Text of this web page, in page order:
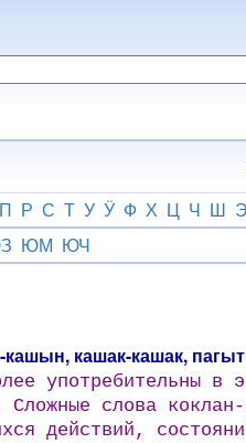
П Р С Т У Ӱ Ф Х Ц Ч Ш Э
ЮМ ЮЧ
кашак-кашак,
употребительны в
слова
действий,